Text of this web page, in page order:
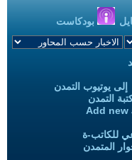
بودكاست
يوتيوب التمدن
التمدن
Add new
للكاتب-ة
المتمدن